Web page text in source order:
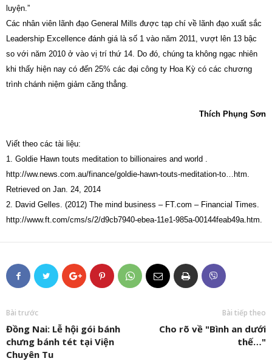
luyện.”
Các nhân viên lãnh đạo General Mills được tạp chí về lãnh đạo xuất sắc
Leadership Excellence đánh giá là số 1 vào năm 2011, vượt lên 13 bậc
so với năm 2010 ở vào vị trí thứ 14. Do đó, chúng ta không ngạc nhiên
khi thấy hiện nay có đến 25% các đại công ty Hoa Kỳ có các chương
trình chánh niệm giảm căng thẳng.
Thích Phụng Sơn
Viết theo các tài liệu:
1. Goldie Hawn touts meditation to billionaires and world .
http://ww.news.com.au/finance/goldie-hawn-touts-meditation-to…htm.
Retrieved on Jan. 24, 2014
2. David Gelles. (2012) The mind business – FT.com – Financial Times.
http://www.ft.com/cms/s/2/d9cb7940-ebea-11e1-985a-00144feab49a.htm.
Bài trước
Đồng Nai: Lễ hội gói bánh
chưng bánh tét tại Viện
Chuyên Tu
Bài tiếp theo
Cho rõ về "Bình an dưới
thế…"